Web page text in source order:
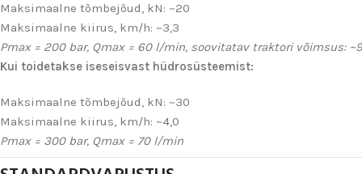
Maksimaalne tõmbejõud, kN: ~20
Maksimaalne kiirus, km/h: ~3,3
Pmax = 200 bar, Qmax = 60 l/min, soovitatav traktori võimsus:
Kui toidetakse iseseisvast hüdrosüsteemist:
Maksimaalne tõmbejõud, kN: ~30
Maksimaalne kiirus, km/h: ~4,0
Pmax = 300 bar, Qmax = 70 l/min